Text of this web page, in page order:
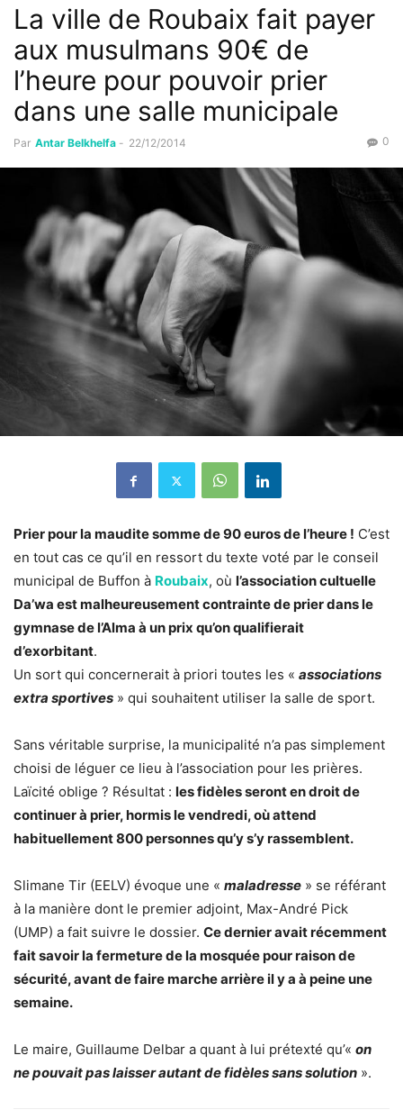
La ville de Roubaix fait payer
aux musulmans 90€ de
l’heure pour pouvoir prier
dans une salle municipale
Par Antar Belkhelfa - 22/12/2014 0
Prier pour la maudite somme de 90 euros de l’heure ! C’est
en tout cas ce qu’il en ressort du texte voté par le conseil
municipal de Buffon à Roubaix, où l’association cultuelle
Da’wa est malheureusement contrainte de prier dans le
gymnase de l’Alma à un prix qu’on qualifierait
d’exorbitant.
Un sort qui concernerait à priori toutes les « associations
extra sportives » qui souhaitent utiliser la salle de sport.
Sans véritable surprise, la municipalité n’a pas simplement
choisi de léguer ce lieu à l’association pour les prières.
Laïcité oblige ? Résultat : les fidèles seront en droit de
continuer à prier, hormis le vendredi, où attend
habituellement 800 personnes qu’y s’y rassemblent.
Slimane Tir (EELV) évoque une « maladresse » se référant
à la manière dont le premier adjoint, Max-André Pick
(UMP) a fait suivre le dossier. Ce dernier avait récemment
fait savoir la fermeture de la mosquée pour raison de
sécurité, avant de faire marche arrière il y a à peine une
semaine.
Le maire, Guillaume Delbar a quant à lui prétexté qu’« on
ne pouvait pas laisser autant de fidèles sans solution ».